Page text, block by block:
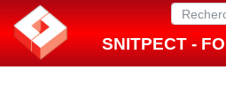
SNITPECT - FO